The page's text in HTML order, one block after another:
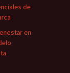
de
en